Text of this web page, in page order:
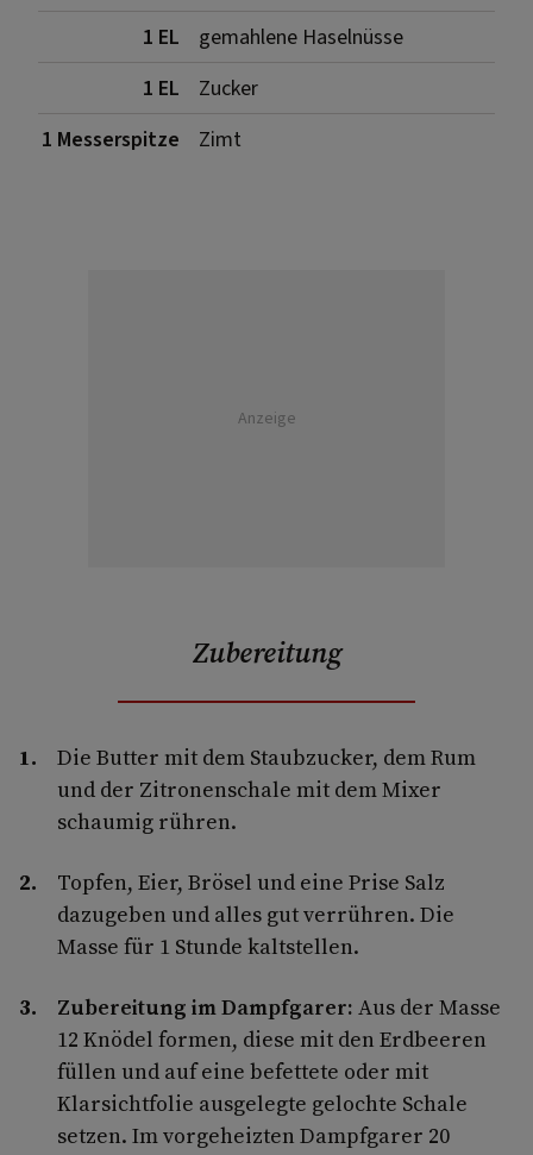
1 EL
gemahlene Haselnüsse
1 EL
Zucker
1 Messerspitze
Zimt
Anzeige
Zubereitung
Die Butter mit dem Staubzucker, dem Rum
und der Zitronenschale mit dem Mixer
schaumig rühren.
Topfen, Eier, Brösel und eine Prise Salz
dazugeben und alles gut verrühren. Die
Masse für 1 Stunde kaltstellen.
Zubereitung im Dampfgarer: Aus der Masse
12 Knödel formen, diese mit den Erdbeeren
füllen und auf eine befettete oder mit
Klarsichtfolie ausgelegte gelochte Schale
setzen. Im vorgeheizten Dampfgarer 20